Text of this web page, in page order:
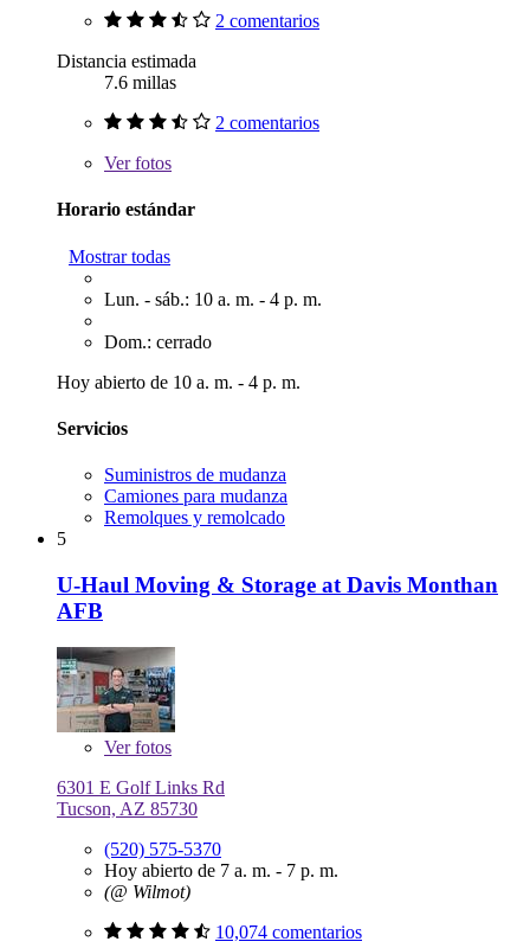
2 comentarios
Distancia estimada
7.6 millas
2 comentarios
Verfotos
Horario estándar
Mostrar todas
Lun. - sáb.: 10 a. m. - 4 p. m.
Dom.: cerrado
Hoy abierto de 10 a. m. - 4 p. m.
Servicios
Suministros de mudanza
Camiones para mudanza
Remolques y remolcado
5
U-Haul Moving & Storage at Davis Monthan
AFB
Verfotos
6301 E Golf Links Rd
Tucson, AZ 85730
(520) 575-5370
Hoy abierto de 7 a. m. - 7 p. m.
(@ Wilmot)
10,074 comentarios